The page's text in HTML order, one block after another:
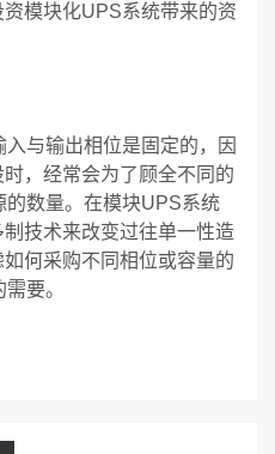
模块化UPS系统带来的资
入与输出相位是固定的，因
，经常会为了顾全不同的
数量。在模块UPS系统
技术来改变过往单一性造
何采购不同相位或容量的
要。